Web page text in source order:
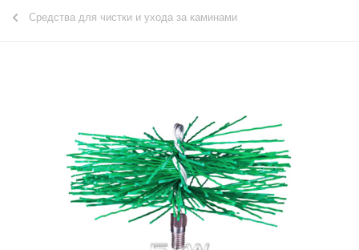
Средства для чистки и ухода за каминами